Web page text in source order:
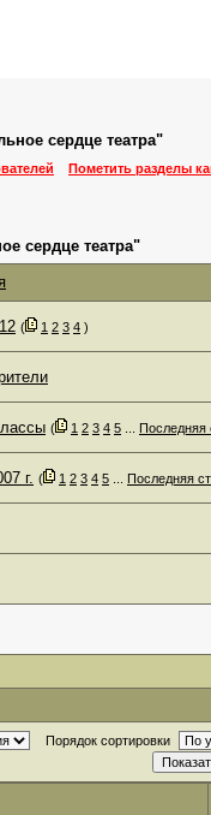
сердце театра"
Пометить разделы
сердце театра"
( 1 2 3 4 )
( 1 2 3 4 5 Последняя
г. ( 1 2 3 4 5 Последняя
Порядок сортировки